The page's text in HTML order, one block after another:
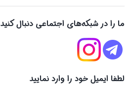
ما را در شبکه‌های اجتماعی دنبال کنید
لطفا ایمیل خود را وارد نمایید